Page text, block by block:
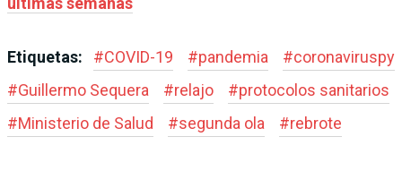
Etiquetas: #COVID-19 #pandemia #coronaviruspy
#Guillermo Sequera #relajo #protocolos sanitarios
#Ministerio de Salud #segunda ola #rebrote